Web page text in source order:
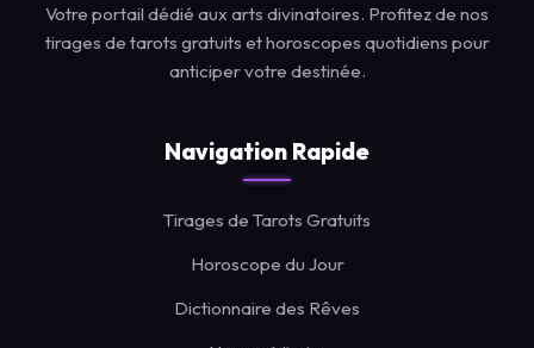
Votre portail dédié aux arts divinatoires. Profitez de nos
tirages de tarots gratuits et horoscopes quotidiens pour
anticiper votre destinée.
Navigation Rapide
Tirages de Tarots Gratuits
Horoscope du Jour
Dictionnaire des Rêves